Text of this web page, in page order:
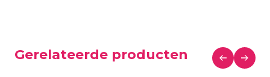
Gerelateerde producten